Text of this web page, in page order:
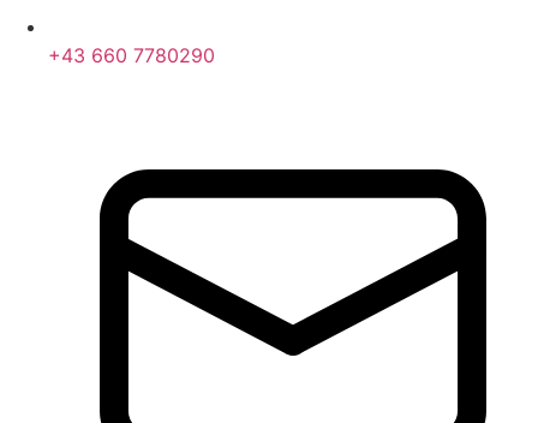
+43 660 7780290